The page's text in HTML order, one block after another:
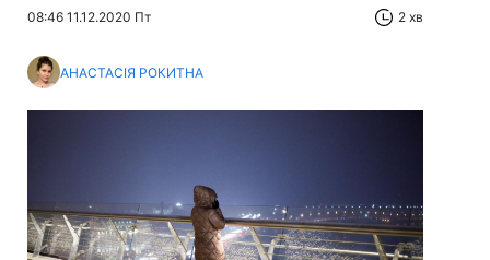
08:46 11.12.2020 Пт 2 хв
АНАСТАСІЯ РОКИТНА